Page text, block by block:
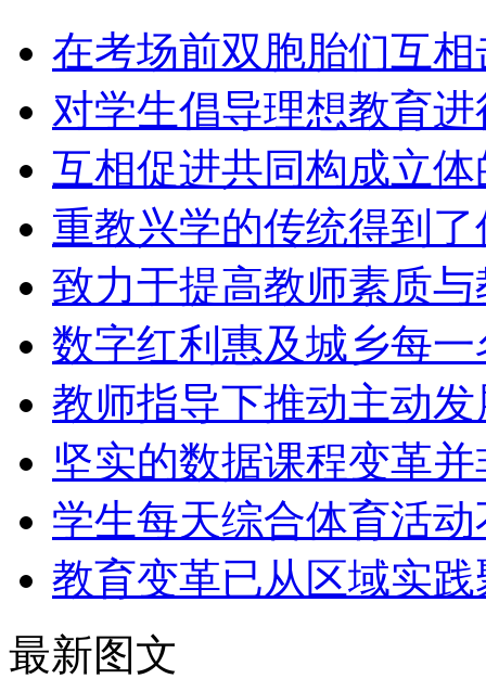
在考场前双胞胎们互
对学生倡导理想教育
互相促进共同构成立
重教兴学的传统得到
致力于提高教师素质
数字红利惠及城乡每
教师指导下推动主动
坚实的数据课程变革
学生每天综合体育活
教育变革已从区域实
最新图文